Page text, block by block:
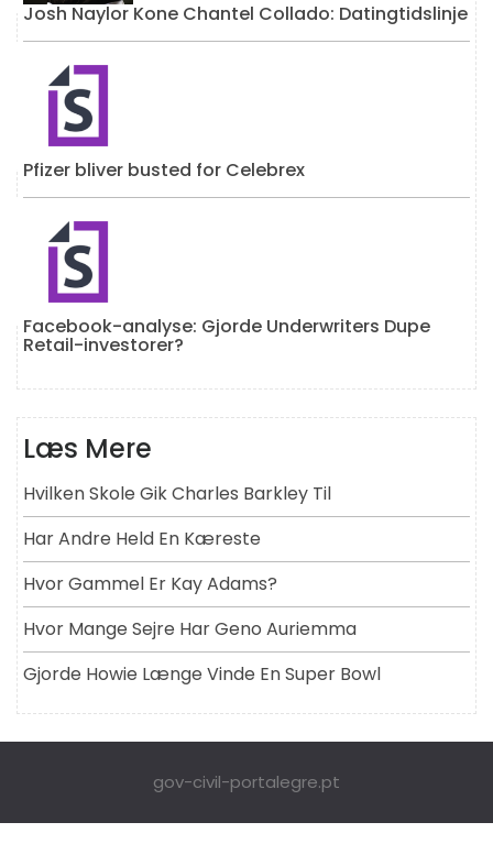
Josh Naylor Kone Chantel Collado: Datingtidslinje
Pfizer bliver busted for Celebrex
Facebook-analyse: Gjorde Underwriters Dupe
Retail-investorer?
Læs Mere
Hvilken Skole Gik Charles Barkley Til
Har Andre Held En Kæreste
Hvor Gammel Er Kay Adams?
Hvor Mange Sejre Har Geno Auriemma
Gjorde Howie Længe Vinde En Super Bowl
gov-civil-portalegre.pt